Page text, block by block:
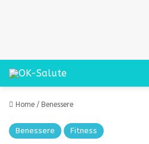
Home / Benessere
Benessere Fitness